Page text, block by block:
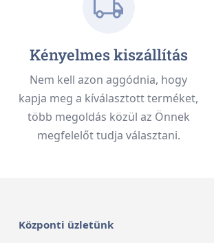
Kényelmes kiszállítás
Nem kell azon aggódnia, hogy
kapja meg a kíválasztott terméket,
több megoldás közül az Önnek
megfelelőt tudja választani.
Központi üzletünk